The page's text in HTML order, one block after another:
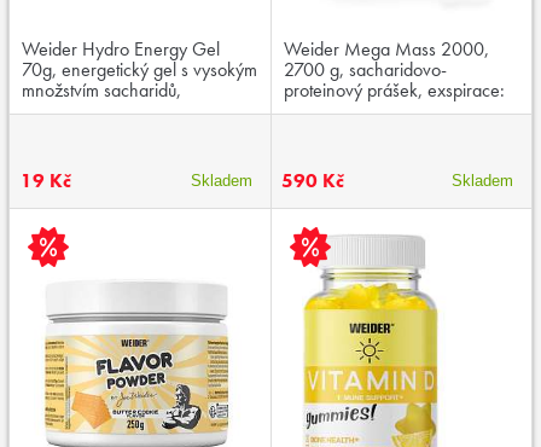
Weider Hydro Energy Gel
70g, energetický gel s vysokým
množstvím sacharidů,
aminokyselinami a kofeinem,
19 Kč
Skladem
Weider Mega Mass 2000,
2700 g, sacharidovo-
proteinový prášek, exspirace:
04/2026
590 Kč Skladem